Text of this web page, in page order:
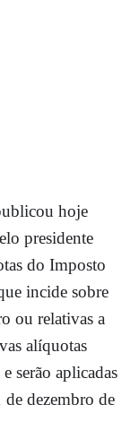
hoje
presidente
do Imposto
incide sobre
ou relativas a
alíquotas
serão aplicadas
dezembro de